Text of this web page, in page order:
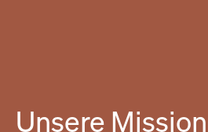
Unsere